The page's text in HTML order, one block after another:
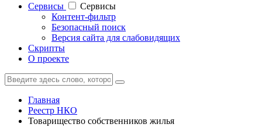
Cервисы
Cервисы
Контент-фильтр
Безопасный поиск
Версия сайта для слабовидящих
Скрипты
О проекте
Главная
Реестр НКО
Товарищество собственников жилья